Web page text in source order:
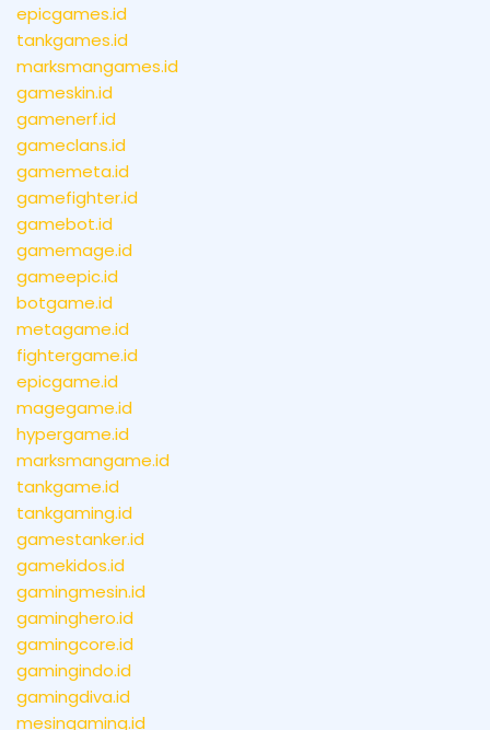
epicgames.id
tankgames.id
marksmangames.id
gameskin.id
gamenerf.id
gameclans.id
gamemeta.id
gamefighter.id
gamebot.id
gamemage.id
gameepic.id
botgame.id
metagame.id
fightergame.id
epicgame.id
magegame.id
hypergame.id
marksmangame.id
tankgame.id
tankgaming.id
gamestanker.id
gamekidos.id
gamingmesin.id
gaminghero.id
gamingcore.id
gamingindo.id
gamingdiva.id
mesingaming.id